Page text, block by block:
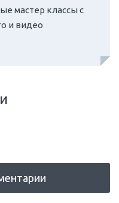
мастер классы с
и видео